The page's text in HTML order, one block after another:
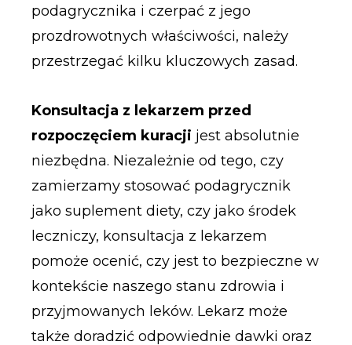
podagrycznika i czerpać z jego
prozdrowotnych właściwości, należy
przestrzegać kilku kluczowych zasad.
Konsultacja z lekarzem przed
rozpoczęciem kuracji jest absolutnie
niezbędna. Niezależnie od tego, czy
zamierzamy stosować podagrycznik
jako suplement diety, czy jako środek
leczniczy, konsultacja z lekarzem
pomoże ocenić, czy jest to bezpieczne w
kontekście naszego stanu zdrowia i
przyjmowanych leków. Lekarz może
także doradzić odpowiednie dawki oraz